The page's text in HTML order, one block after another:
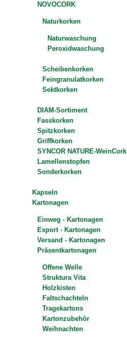
NOVOCORK
Naturkorken
Naturwaschung
Peroxidwaschung
Scheibenkorken
Feingranulatkorken
Sektkorken
DIAM-Sortiment
Fasskorken
Spitzkorken
Griffkorken
SYNCOR NATURE-WeinCork
Lamellenstopfen
Sonderkorken
Kapseln
Kartonagen
Einweg - Kartonagen
Export - Kartonagen
Versand - Kartonagen
Präsentkartonagen
Offene Welle
Struktura Vita
Holzkisten
Faltschachteln
Tragekartons
Kartonzubehör
Weihnachten